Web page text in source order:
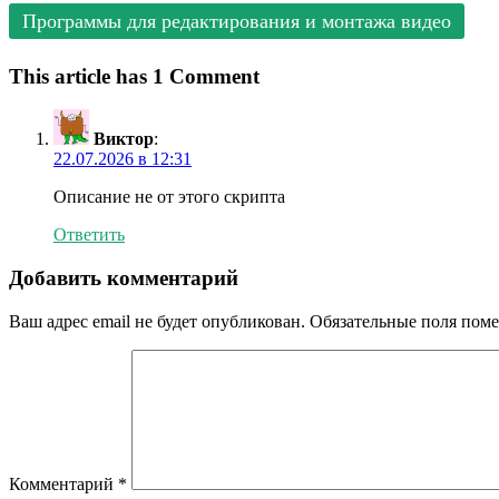
Программы для редактирования и монтажа видео
This article has 1 Comment
Виктор:
22.07.2026 в 12:31
Описание не от этого скрипта
Ответить
Добавить комментарий
Ваш адрес email не будет опубликован. Обязательные поля
Комментарий *